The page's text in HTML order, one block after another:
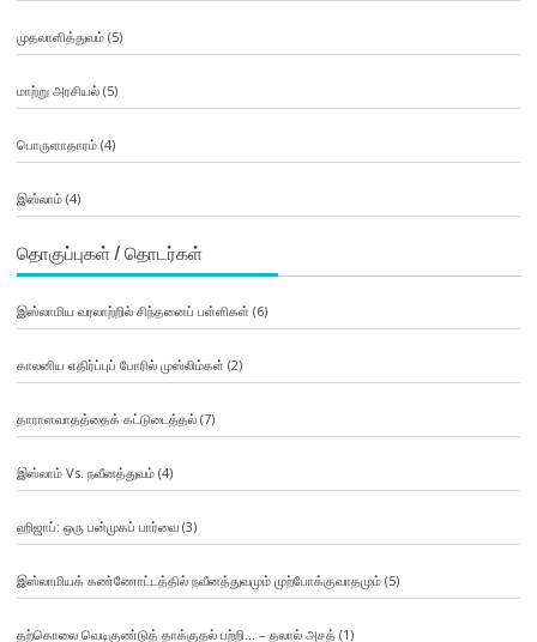
முதலாளித்துவம்(5)
மாற்று அரசியல்(5)
பொருளாதாரம்(4)
இஸ்லாம்(4)
தொகுப்புகள் / தொடர்கள்
இஸ்லாமிய வரலாற்றில் சிந்தனைப் பள்ளிகள் (6)
காலனிய எதிர்ப்புப் போரில் முஸ்லிம்கள் (2)
தாராளவாதத்தைக் கட்டுடைத்தல்(7)
இஸ்லாம் Vs. நவீனத்துவம்(4)
ஹிஜாப்: ஒரு பன்முகப் பார்வை(3)
இஸ்லாமியக் கண்ணோட்டத்தில் நவீனத்துவமும் முற்போக்குவாதமும்(5)
தற்கொலை வெடிகுண்டுத் தாக்குதல் பற்றி… – தலால் அசத் (1)